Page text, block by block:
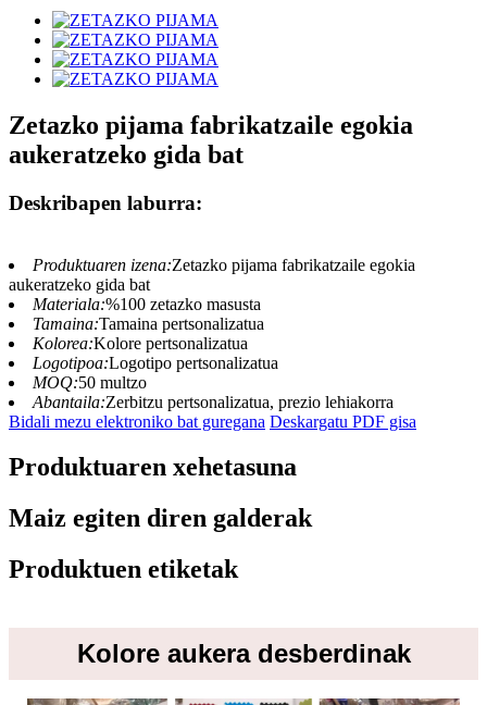
Zetazko pijama fabrikatzaile egokia
aukeratzeko gida bat
Deskribapen laburra:
Produktuaren izena:Zetazko pijama fabrikatzaile egokia
aukeratzeko gida bat
Materiala:%100 zetazko masusta
Tamaina:Tamaina pertsonalizatua
Kolorea:Kolore pertsonalizatua
Logotipoa:Logotipo pertsonalizatua
MOQ:50 multzo
Abantaila:Zerbitzu pertsonalizatua, prezio lehiakorra
Bidali mezu elektroniko bat guregana Deskargatu PDF gisa
Produktuaren xehetasuna
Maiz egiten diren galderak
Produktuen etiketak
Kolore aukera desberdinak